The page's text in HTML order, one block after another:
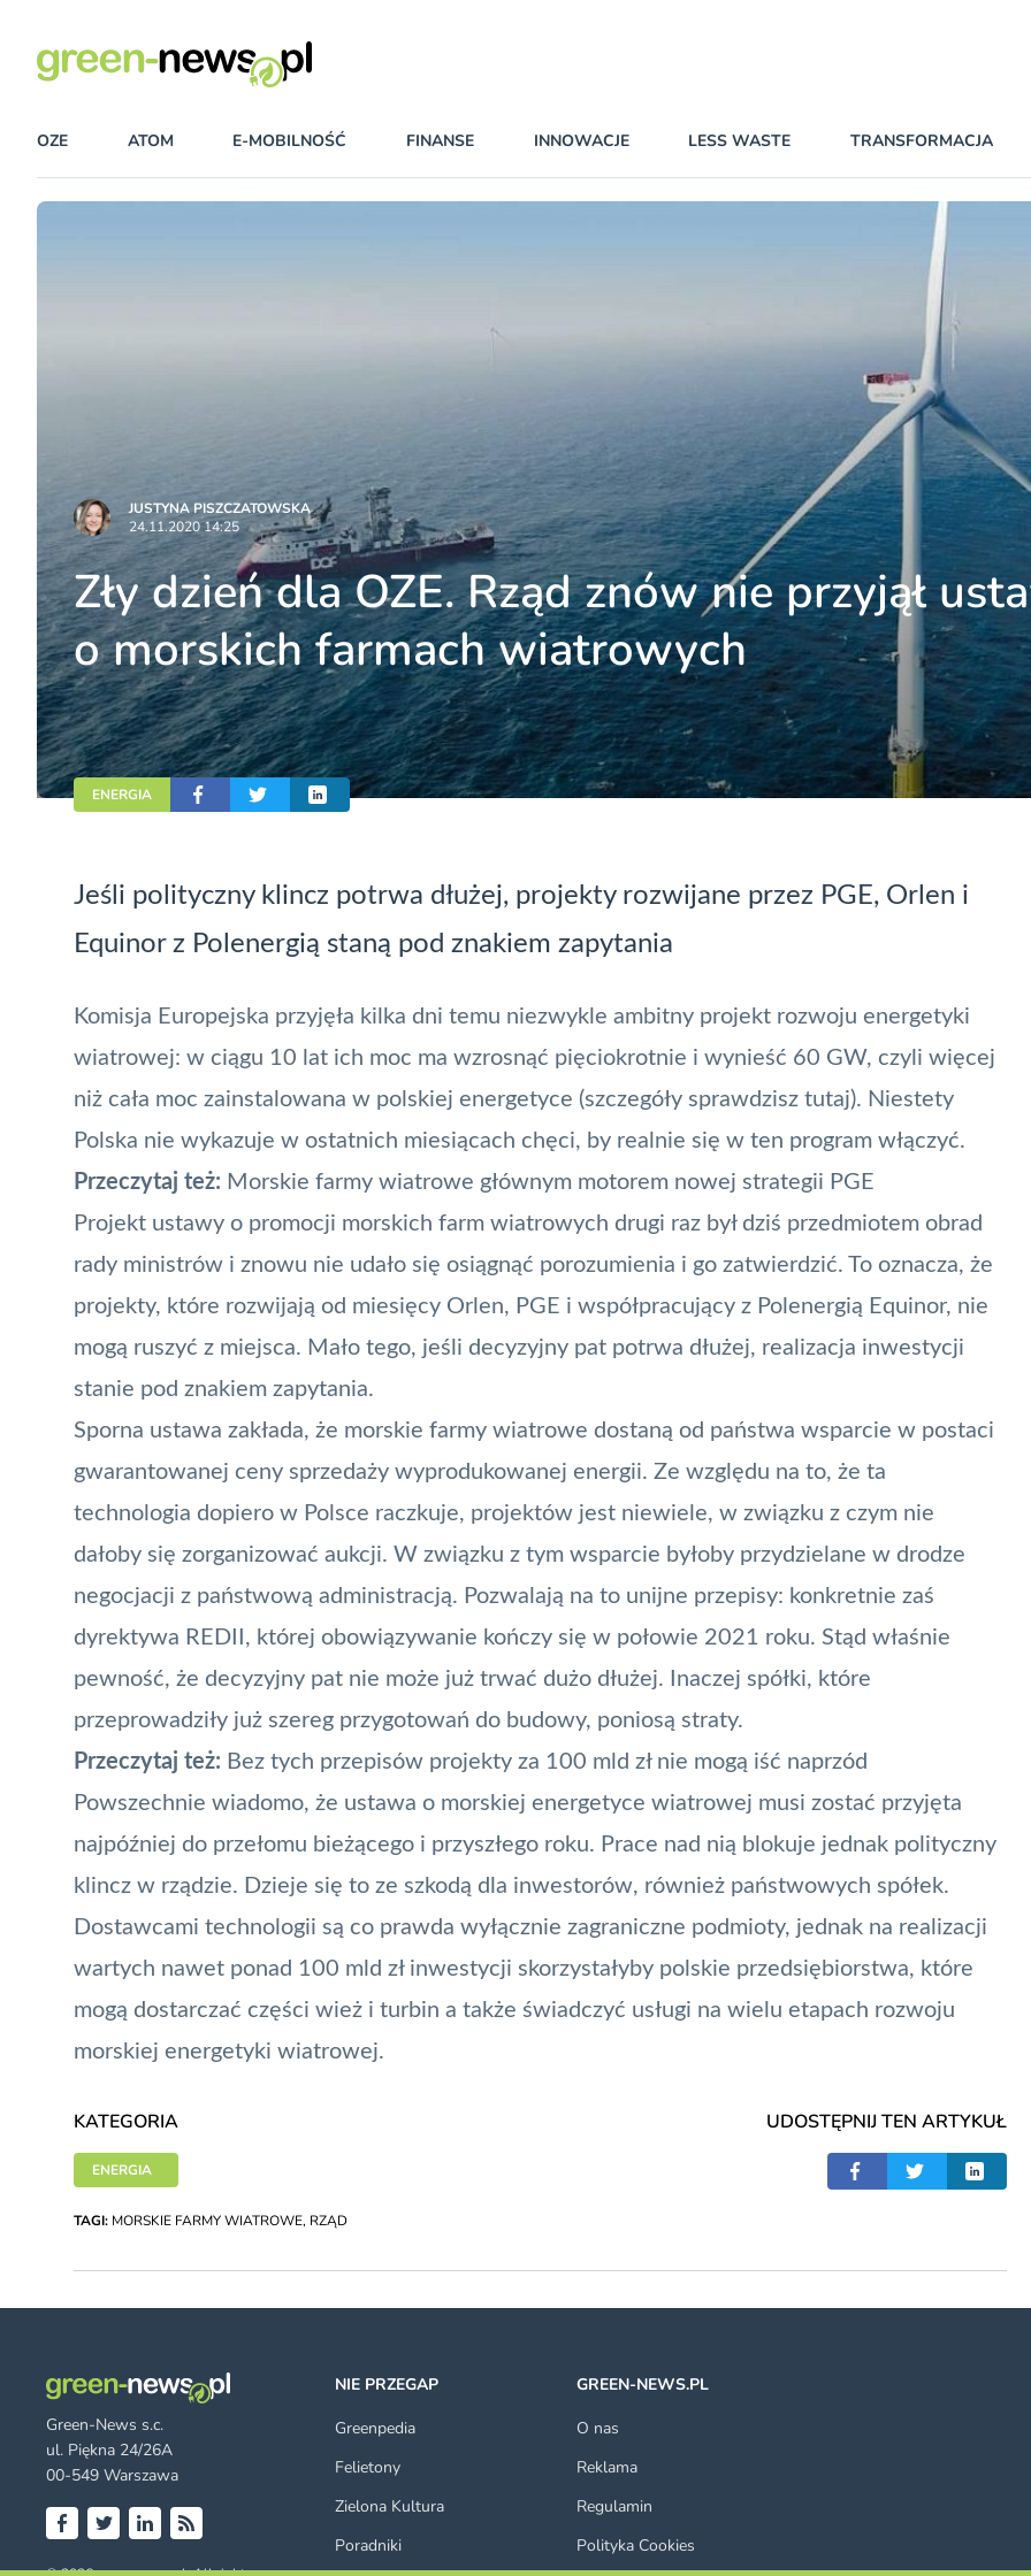
OZE ATOM E-MOBILNOŚĆ FINANSE INNOWACJE LESS WASTE TRANSFORMACJA
JUSTYNA PISZCZATOWSKA
24.11.2020 14:25
Zły dzień dla OZE. Rząd znów nie przyjął
o morskich farmach wiatrowych
ENERGIA
Jeśli polityczny klincz potrwa dłużej, projekty rozwijane przez PGE, Orlen i
Equinor z Polenergią staną pod znakiem zapytania
Komisja Europejska przyjęła kilka dni temu niezwykle ambitny projekt rozwoju energetyki
wiatrowej: w ciągu 10 lat ich moc ma wzrosnąć pięciokrotnie i wynieść 60 GW, czyli więcej
niż cała moc zainstalowana w polskiej energetyce (szczegóły sprawdzisz tutaj). Niestety
Polska nie wykazuje w ostatnich miesiącach chęci, by realnie się w ten program włączyć.
Przeczytaj też: Morskie farmy wiatrowe głównym motorem nowej strategii PGE
Projekt ustawy o promocji morskich farm wiatrowych drugi raz był dziś przedmiotem obrad
rady ministrów i znowu nie udało się osiągnąć porozumienia i go zatwierdzić. To oznacza, że
projekty, które rozwijają od miesięcy Orlen, PGE i współpracujący z Polenergią Equinor, nie
mogą ruszyć z miejsca. Mało tego, jeśli decyzyjny pat potrwa dłużej, realizacja inwestycji
stanie pod znakiem zapytania.
Sporna ustawa zakłada, że morskie farmy wiatrowe dostaną od państwa wsparcie w postaci
gwarantowanej ceny sprzedaży wyprodukowanej energii. Ze względu na to, że ta
technologia dopiero w Polsce raczkuje, projektów jest niewiele, w związku z czym nie
dałoby się zorganizować aukcji. W związku z tym wsparcie byłoby przydzielane w drodze
negocjacji z państwową administracją. Pozwalają na to unijne przepisy: konkretnie zaś
dyrektywa REDII, której obowiązywanie kończy się w połowie 2021 roku. Stąd właśnie
pewność, że decyzyjny pat nie może już trwać dużo dłużej. Inaczej spółki, które
przeprowadziły już szereg przygotowań do budowy, poniosą straty.
Przeczytaj też: Bez tych przepisów projekty za 100 mld zł nie mogą iść naprzód
Powszechnie wiadomo, że ustawa o morskiej energetyce wiatrowej musi zostać przyjęta
najpóźniej do przełomu bieżącego i przyszłego roku. Prace nad nią blokuje jednak polityczny
klincz w rządzie. Dzieje się to ze szkodą dla inwestorów, również państwowych spółek.
Dostawcami technologii są co prawda wyłącznie zagraniczne podmioty, jednak na realizacji
wartych nawet ponad 100 mld zł inwestycji skorzystałyby polskie przedsiębiorstwa, które
mogą dostarczać części wież i turbin a także świadczyć usługi na wielu etapach rozwoju
morskiej energetyki wiatrowej.
KATEGORIA
ENERGIA
UDOSTĘPNIJ TEN ARTYKUŁ
TAGI: MORSKIE FARMY WIATROWE, RZĄD
Green-News s.c.
ul. Piękna 24/26A
00-549 Warszawa
NIE PRZEGAP
Greenpedia
Felietony
Zielona Kultura
Poradniki
GREEN-NEWS.PL
O nas
Reklama
Regulamin
Polityka Cookies